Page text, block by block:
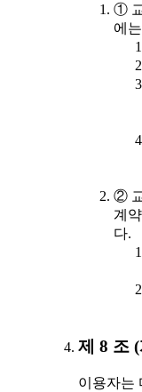
①
에
②
계
다.
제 8 조
이용자는